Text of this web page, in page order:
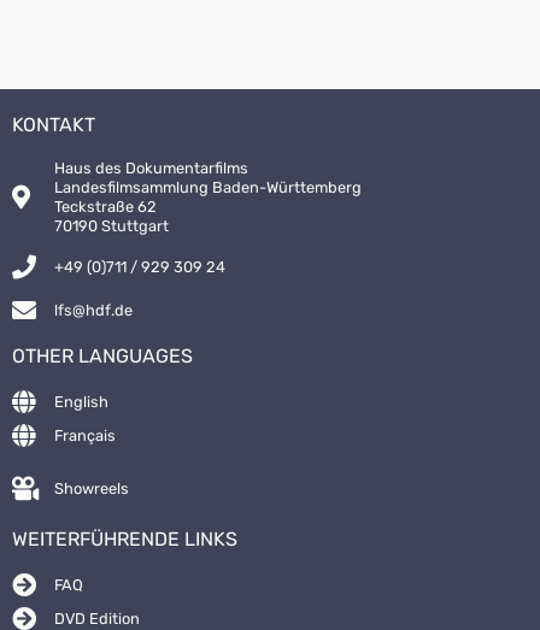
KONTAKT
Haus des Dokumentarfilms
Landesfilmsammlung Baden-Württemberg
Teckstraße 62
70190 Stuttgart
+49 (0)711 / 929 309 24
lfs@hdf.de
OTHER LANGUAGES
English
Français
Showreels
WEITERFÜHRENDE LINKS
FAQ
DVD Edition